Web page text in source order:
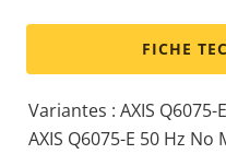
FICHE
Variantes : AXIS Q6075-
AXIS Q6075-E 50 Hz No